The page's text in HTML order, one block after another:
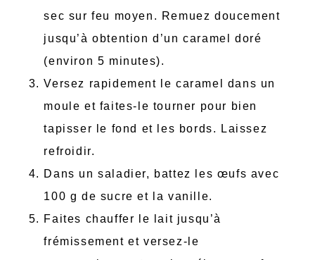
sec sur feu moyen. Remuez doucement
jusqu’à obtention d’un caramel doré
(environ 5 minutes).
Versez rapidement le caramel dans un
moule et faites-le tourner pour bien
tapisser le fond et les bords. Laissez
refroidir.
Dans un saladier, battez les œufs avec
100 g de sucre et la vanille.
Faites chauffer le lait jusqu’à
frémissement et versez-le